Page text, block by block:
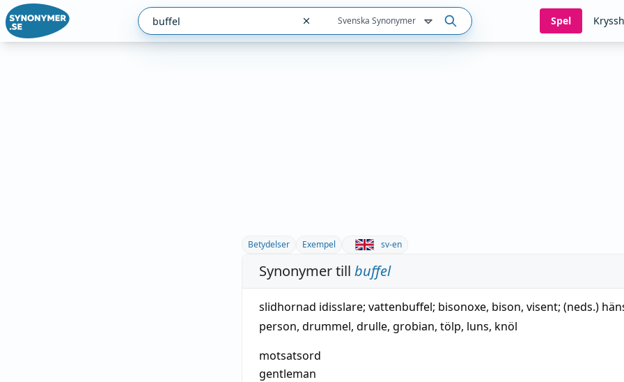
Svenska Synonymer Spel
Betydelser Exempel sv-en
Synonymer till buffel
slidhornad idisslare; vattenbuffel; bisonoxe, bison, visent; (neds.)
person, drummel, drulle, grobian, tölp, luns, knöl
motsatsord
gentleman